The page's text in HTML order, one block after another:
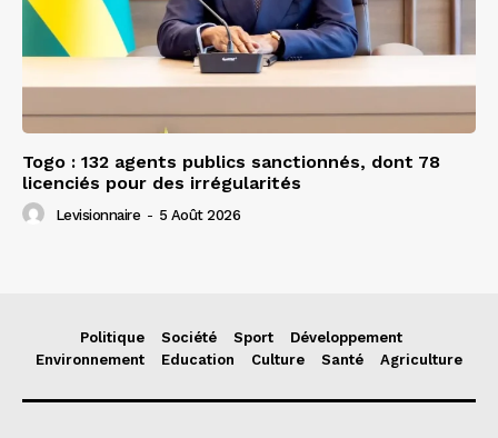
Togo : 132 agents publics sanctionnés, dont 78
licenciés pour des irrégularités
Levisionnaire - 5 Août 2026
Politique Société Sport
Développement
Environnement
Education Culture Santé Agriculture